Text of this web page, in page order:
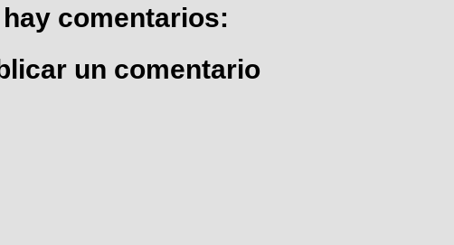
hay comentarios:
un comentario